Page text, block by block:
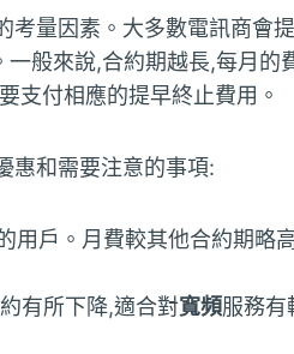
考量因素。大多數電訊商會
般來說,合約期越長,每月的
支付相應的提早終止費用。
惠和需要注意的事項:
用戶。月費較其他合約期略
有所下降,適合對寬頻服務有